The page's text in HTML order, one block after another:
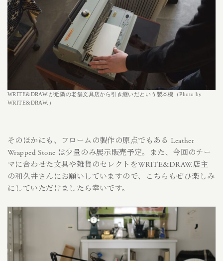
WRITE&DRAW.が近隣の老舗文具店から引き継いだという製本機（Photo by
WRITE&DRAW.）
そのほかにも、フロームの製作の原点でもある Leather
Wrapped Stone は少量のみ展示販売予定。また、今回のテー
マに合わせた文具や雑貨のセレクトをWRITE&DRAW.店主
の和久井さんにお願いしていますので、こちらもぜひ楽しみ
にしていただけましたら幸いです。